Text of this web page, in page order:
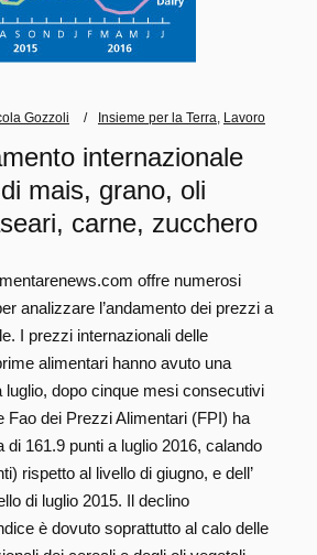
Gozzoli Insieme per la Terra Lavoro
internazionale
mais, grano, oli
carne, zucchero
offre numerosi
analizzare l’andamento dei prezzi a
I prezzi internazionali delle
alimentari hanno avuto una
luglio, dopo cinque mesi consecutivi
Fao dei Prezzi Alimentari (FPI) ha
di 161.9 punti a luglio 2016, calando
rispetto al livello di giugno, e dell’
di luglio 2015. Il declino
è dovuto soprattutto al calo delle